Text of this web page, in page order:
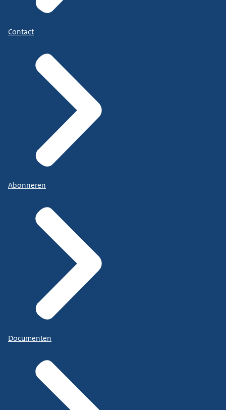
Contact
Abonneren
Documenten